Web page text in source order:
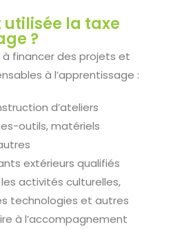
la taxe
?
financer des projets et
à l’apprentissage :
d’ateliers
outils, matériels
extérieurs qualifiés
activités culturelles,
technologies et autres
à l’accompagnement